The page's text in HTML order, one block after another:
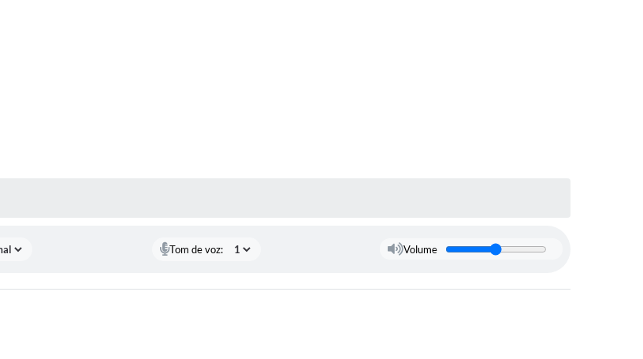
Tom de voz: Volume